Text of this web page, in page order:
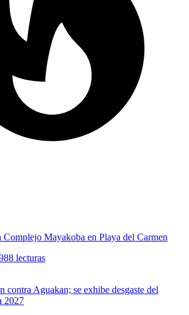
Mayakoba en Playa del Carmen
lecturas
contra Aguakan; se exhibe desgaste del
2027